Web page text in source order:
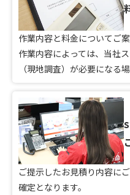
作業内容と料金についてご案
作業内容によっては、当社
（現地調査）が必要になる
ご提示したお見積り内容に
確定となります。